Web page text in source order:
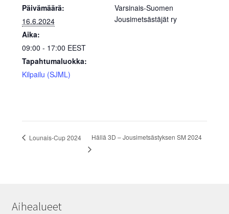
Päivämäärä:
16.6.2024
Aika:
09:00 - 17:00 EEST
Tapahtumaluokka:
Kilpailu (SJML)
Varsinais-Suomen
Jousimetsästäjät ry
Lounais-Cup 2024 Hällä 3D – Jousimetsästyksen SM 2024
Aihealueet